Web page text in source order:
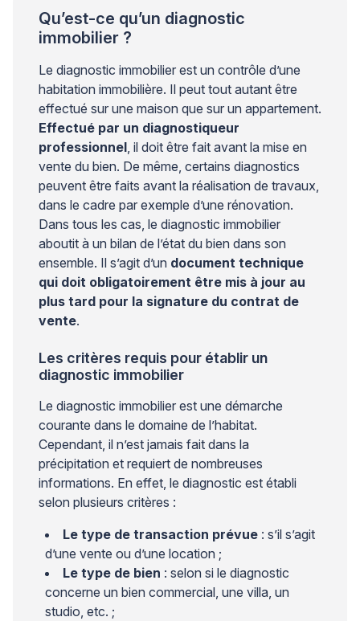
Qu’est-ce qu’un diagnostic
immobilier ?
Le diagnostic immobilier est un contrôle d’une
habitation immobilière. Il peut tout autant être
effectué sur une maison que sur un appartement.
Effectué par un diagnostiqueur
professionnel , il doit être fait avant la mise en
vente du bien. De même, certains diagnostics
peuvent être faits avant la réalisation de travaux,
dans le cadre par exemple d’une rénovation.
Dans tous les cas, le diagnostic immobilier
aboutit à un bilan de l’état du bien dans son
ensemble. Il s’agit d’un document technique
qui doit obligatoirement être mis à jour au
plus tard pour la signature du contrat de
vente.
Les critères requis pour établir un
diagnostic immobilier
Le diagnostic immobilier est une démarche
courante dans le domaine de l’habitat.
Cependant, il n’est jamais fait dans la
précipitation et requiert de nombreuses
informations. En effet, le diagnostic est établi
selon plusieurs critères :
Le type de transaction prévue : s’il s’agit
d’une vente ou d’une location ;
Le type de bien : selon si le diagnostic
concerne un bien commercial, une villa, un
studio, etc. ;